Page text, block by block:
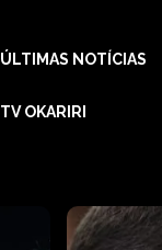
ÚLTIMAS NOTÍCIAS
TV OKARIRI